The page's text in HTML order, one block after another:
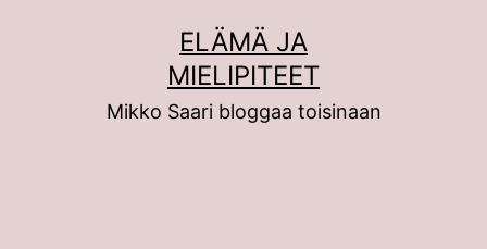
ELÄMÄ JA
MIELIPITEET
Mikko Saari bloggaa toisinaan